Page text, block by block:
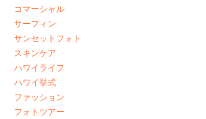
コマーシャル
サーフィン
サンセットフォト
スキンケア
ハワイライフ
ハワイ挙式
ファッション
フォトツアー